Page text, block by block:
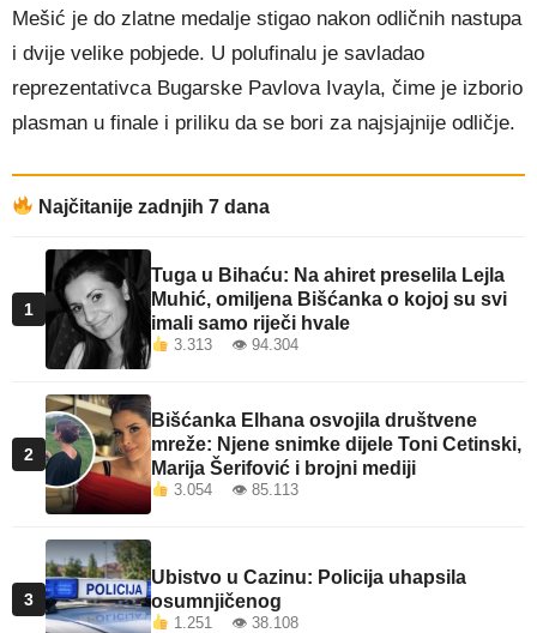
Mešić je do zlatne medalje stigao nakon odličnih nastupa
i dvije velike pobjede. U polufinalu je savladao
reprezentativca Bugarske Pavlova Ivayla, čime je izborio
plasman u finale i priliku da se bori za najsjajnije odličje.
Najčitanije zadnjih 7 dana
1
Tuga u Bihaću: Na ahiret preselila Lejla
Muhić, omiljena Bišćanka o kojoj su svi
imali samo riječi hvale
3.313 👁 94.304
2
Bišćanka Elhana osvojila društvene
mreže: Njene snimke dijele Toni Cetinski,
Marija Šerifović i brojni mediji
3.054 👁 85.113
3
Ubistvo u Cazinu: Policija uhapsila
osumnjičenog
1.251 👁 38.108